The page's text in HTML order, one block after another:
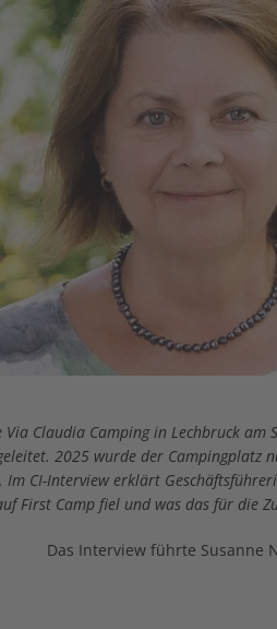
Claudia Camping in Lechbruck am
2025 wurde der Campingplatz
Im CI-Interview erklärt
First Camp fiel und was das für die
Das Interview führte Susanne